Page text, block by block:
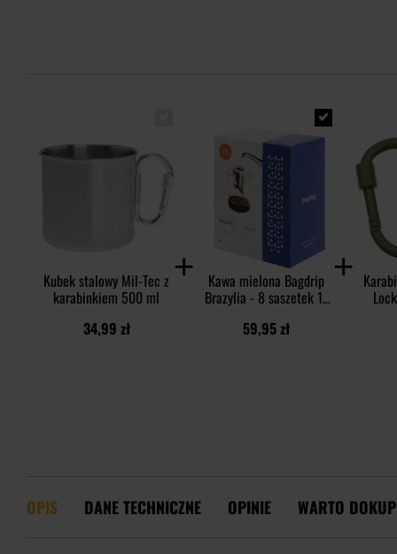
Kubek stalowy Mil-Tec z
karabinkiem 500 ml
34,99 zł
Kawa mielona Bagdrip
Brazylia - 8 saszetek 11
59,95 zł
OPIS DANE TECHNICZNE OPINIE WARTO